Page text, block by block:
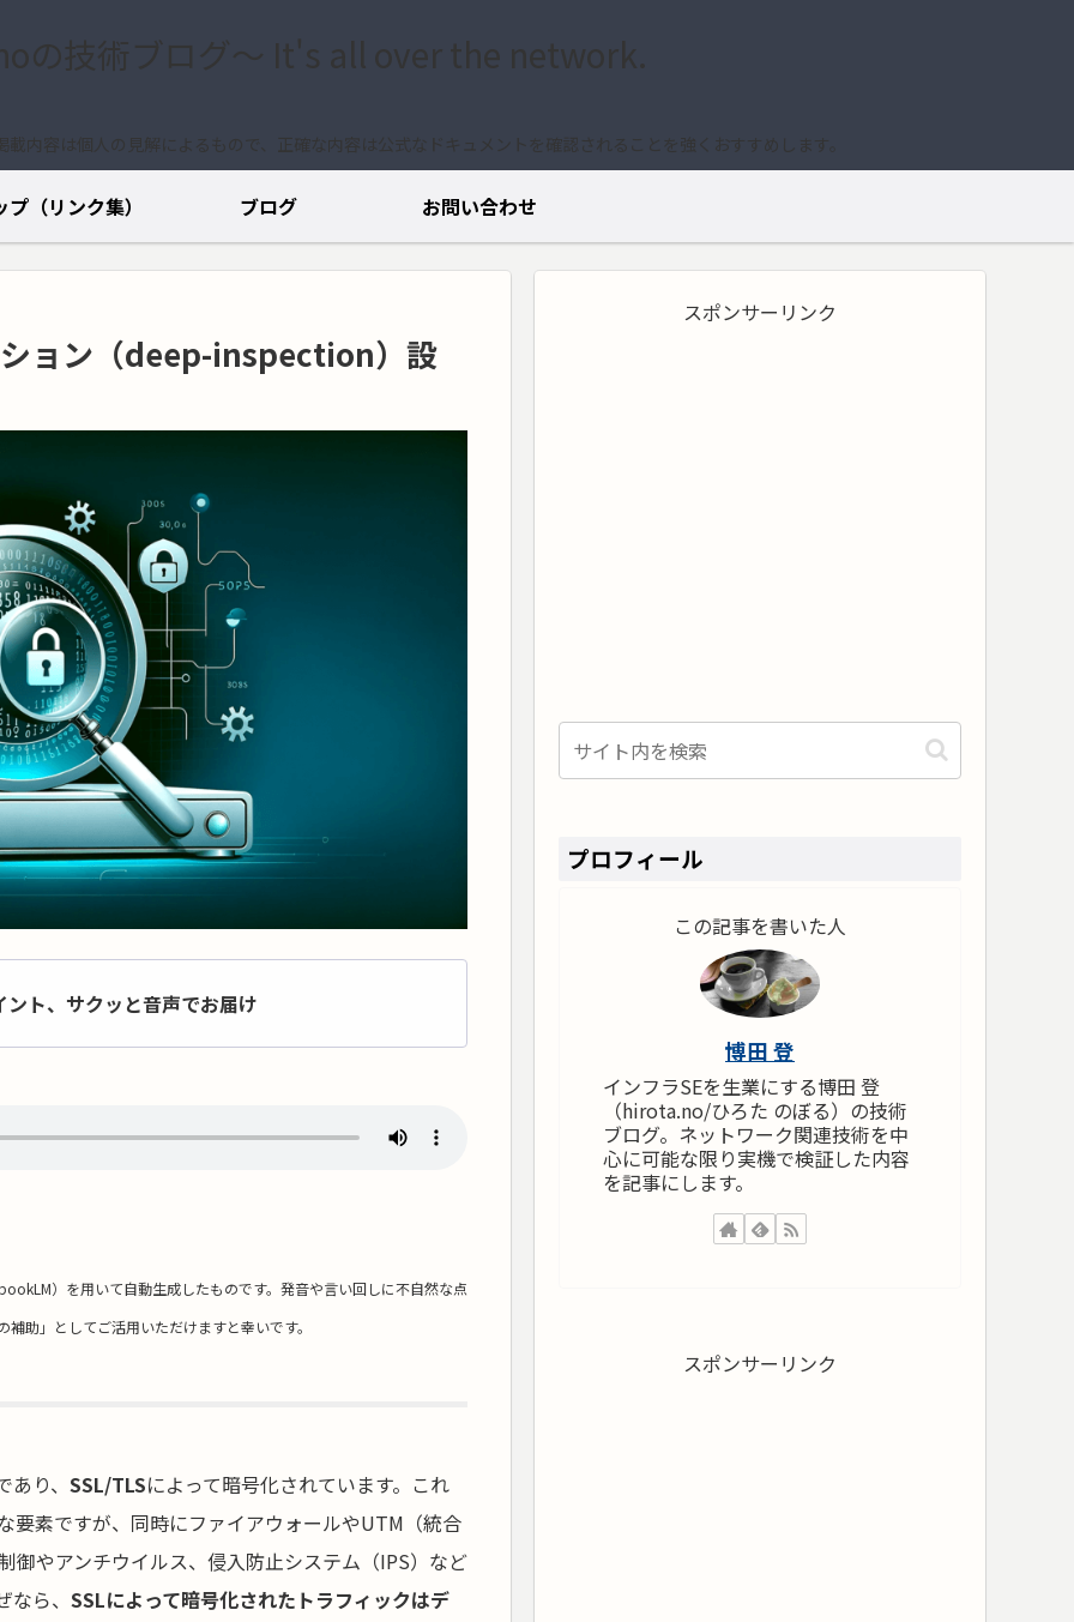
の技術ブログ〜 It's all over the network.
内容は個人の見解によるもので、正確な内容は公式なドキュメントを確認されることを強くおすすめします。
プ（リンク集） ブログ お問い合わせ
ョン（deep-inspection）設
ト、サクッと音声でお届け
）を用いて自動生成したものです。発音や言い回しに不自然な点
助」としてご活用いただけますと幸いです。
り、 SSL/TLSによって暗号化されています。これ
要素ですが、同時にファイアウォールやUTM（統合
御やアンチウイルス、侵入防止システム（IPS）など
ら、 SSLによって暗号化されたトラフィックはデ
スポンサーリンク
プロフィール
この記事を書いた人
博田 登
インフラSEを生業にする博田 登
（hirota.no/ひろた のぼる）の技術
ブログ。ネットワーク関連技術を中
心に可能な限り実機で検証した内容
を記事にします。
スポンサーリンク